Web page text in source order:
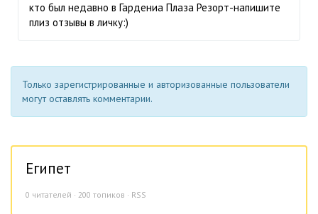
кто был недавно в Гардениа Плаза Резорт-напишите
плиз отзывы в личку:)
Только зарегистрированные и авторизованные пользователи
могут оставлять комментарии.
Египет
0 читателей · 200 топиков · RSS